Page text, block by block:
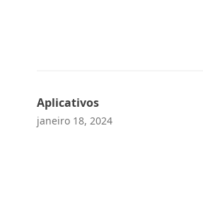
Aplicativos
janeiro 18, 2024